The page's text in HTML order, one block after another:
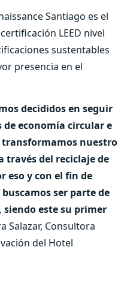
Santiago es el
LEED nivel
sustentables
presencia en el
decididos en seguir
economía circular e
transformamos nuestro
través del reciclaje de
eso y con el fin de
ser parte de
este su primer
Salazar, Consultora
del Hotel